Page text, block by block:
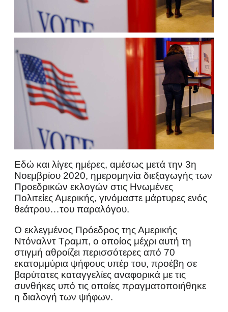
Εδώ και λίγες ημέρες, αμέσως μετά την 3η
Νοεμβρίου 2020, ημερομηνία διεξαγωγής των
Προεδρικών εκλογών στις Ηνωμένες
Πολιτείες Αμερικής, γινόμαστε μάρτυρες ενός
θεάτρου…του παραλόγου.
Ο εκλεγμένος Πρόεδρος της Αμερικής
Ντόναλντ Τραμπ, ο οποίος μέχρι αυτή τη
στιγμή αθροίζει περισσότερες από 70
εκατομμύρια ψήφους υπέρ του, προέβη σε
βαρύτατες καταγγελίες αναφορικά με τις
συνθήκες υπό τις οποίες πραγματοποιήθηκε
η διαλογή των ψήφων.